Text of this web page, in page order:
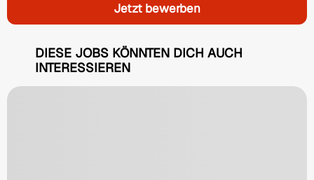
Jetzt bewerben
DIESE JOBS KÖNNTEN DICH AUCH
INTERESSIEREN